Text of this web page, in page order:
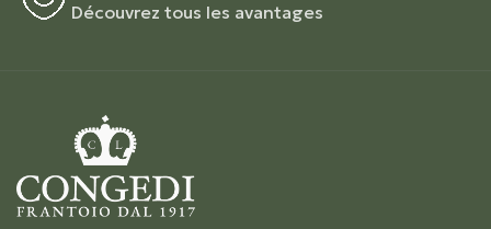
Découvrez tous les avantages